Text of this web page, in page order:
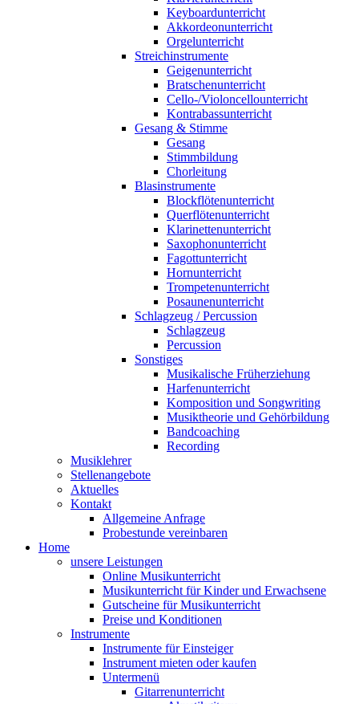
Keyboardunterricht
Akkordeonunterricht
Orgelunterricht
Streichinstrumente
Geigenunterricht
Bratschenunterricht
Cello-/Violoncellounterricht
Kontrabassunterricht
Gesang & Stimme
Gesang
Stimmbildung
Chorleitung
Blasinstrumente
Blockflötenunterricht
Querflötenunterricht
Klarinettenunterricht
Saxophonunterricht
Fagottunterricht
Hornunterricht
Trompetenunterricht
Posaunenunterricht
Schlagzeug / Percussion
Schlagzeug
Percussion
Sonstiges
Musikalische Früherziehung
Harfenunterricht
Komposition und Songwriting
Musiktheorie und Gehörbildung
Bandcoaching
Recording
Musiklehrer
Stellenangebote
Aktuelles
Kontakt
Allgemeine Anfrage
Probestunde vereinbaren
Home
unsere Leistungen
Online Musikunterricht
Musikunterricht für Kinder und Erwachsene
Gutscheine für Musikunterricht
Preise und Konditionen
Instrumente
Instrumente für Einsteiger
Instrument mieten oder kaufen
Untermenü
Gitarrenunterricht